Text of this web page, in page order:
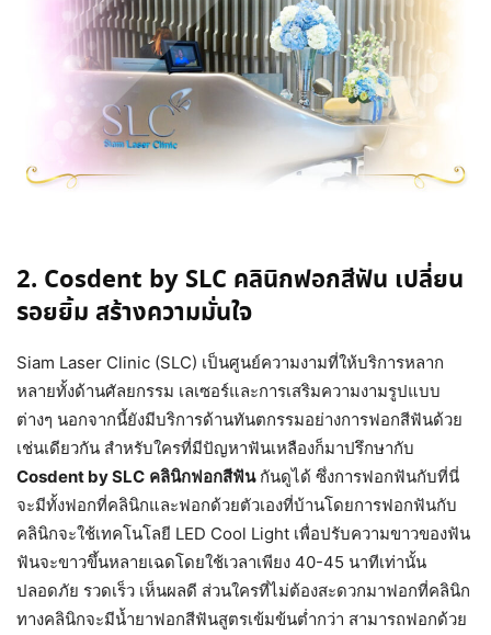
2. Cosdent by SLC คลินิกฟอกสีฟัน เปลี่ยน
รอยยิ้ม สร้างความมั่นใจ
Siam Laser Clinic (SLC) เป็นศูนย์ความงามที่ให้บริการหลาก
หลายทั้งด้านศัลยกรรม เลเซอร์และการเสริมความงามรูปแบบ
ต่างๆ นอกจากนี้ยังมีบริการด้านทันตกรรมอย่างการฟอกสีฟันด้วย
เช่นเดียวกัน สำหรับใครที่มีปัญหาฟันเหลืองก็มาปรึกษากับ
Cosdent by SLC คลินิกฟอกสีฟันกันดูได้ ซึ่งการฟอกฟันกับที่นี่
จะมีทั้งฟอกที่คลินิกและฟอกด้วยตัวเองที่บ้านโดยการฟอกฟันกับ
คลินิกจะใช้เทคโนโลยี LED Cool Light เพื่อปรับความขาวของฟัน
ฟันจะขาวขึ้นหลายเฉดโดยใช้เวลาเพียง 40-45 นาทีเท่านั้น
ปลอดภัย รวดเร็ว เห็นผลดี ส่วนใครที่ไม่ต้องสะดวกมาฟอกที่คลินิก
ทางคลินิกจะมีน้ำยาฟอกสีฟันสูตรเข้มข้นต่ำกว่า สามารถฟอกด้วย